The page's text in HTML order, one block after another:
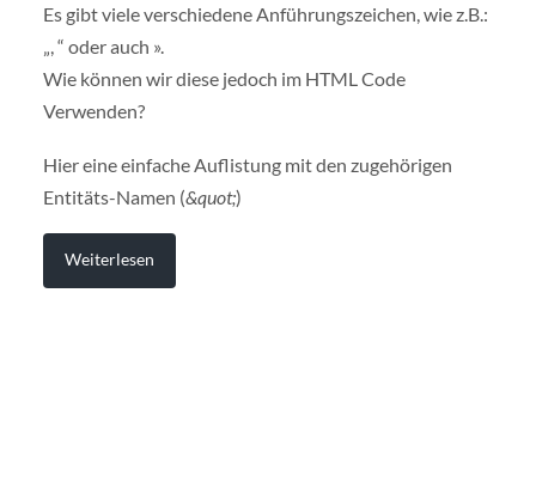
Es gibt viele verschiedene Anführungszeichen, wie z.B.:
„, “ oder auch ».
Wie können wir diese jedoch im HTML Code
Verwenden?
Hier eine einfache Auflistung mit den zugehörigen
Entitäts-Namen (&quot;)
Weiterlesen